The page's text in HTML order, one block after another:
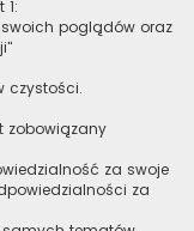
1:
poglądów oraz
czystości.
zobowiązany
za swoje
za